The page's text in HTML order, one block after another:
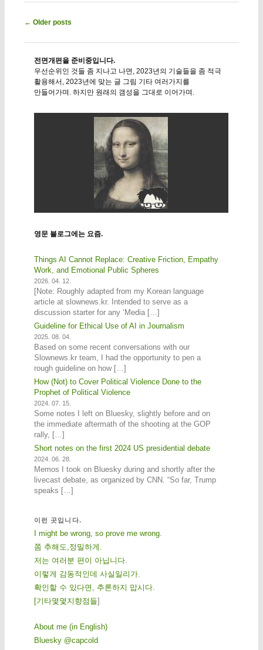
Post navigation
← Older posts
전면개편을 준비중입니다.
우선순위인 것들 좀 지나고 나면, 2023년의 기술들을 좀 적극
활용해서, 2023년에 맞는 글 그림 기타 여러가지를
만들어가며. 하지만 원래의 갬성을 그대로 이어가며.
영문 블로그에는 요즘.
Things AI Cannot Replace: Creative Friction, Empathy
Work, and Emotional Public Spheres
2026. 04. 12.
[Note: Roughly adapted from my Korean language
article at slownews.kr. Intended to serve as a
discussion starter for any ‘Media […]
Guideline for Ethical Use of AI in Journalism
2025. 08. 04.
Based on some recent conversations with our
Slownews.kr team, I had the opportunity to pen a
rough guideline on how […]
How (Not) to Cover Political Violence Done to the
Prophet of Political Violence
2024. 07. 15.
Some notes I left on Bluesky, slightly before and on
the immediate aftermath of the shooting at the GOP
rally, […]
Short notes on the first 2024 US presidential debate
2024. 06. 28.
Memos I took on Bluesky during and shortly after the
livecast debate, as organized by CNN. “So far, Trump
speaks […]
이런 곳입니다.
I might be wrong, so prove me wrong.
쫌 추해도,정밀하게.
저는 여러분 편이 아닙니다.
이렇게 감동적인데 사실일리가.
확인할 수 있다면, 추론하지 맙시다.
[기 타몇 몇 지 향점 들]
About me (in English)
Bluesky @capcold